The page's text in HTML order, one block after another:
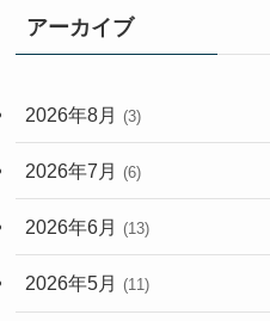
アーカイブ
2026年8月 (3)
2026年7月 (6)
2026年6月 (13)
2026年5月 (11)